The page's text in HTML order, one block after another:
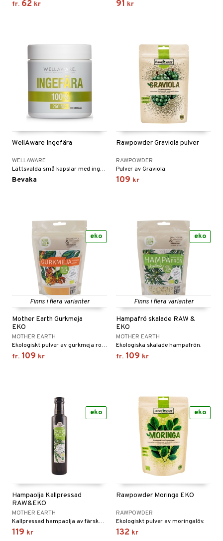
fr. 62 kr 91 kr
WellAware Ingefära
WELLAWARE
Lättsvalda små kapslar med ingefära innehåller en rad vitaminer, mineraler och andra näringsämnen.
Bevaka
Rawpowder Graviola pulver
RAWPOWDER
Pulver av Graviola.
109 kr
Finns i flera varianter
Mother Earth Gurkmeja
EKO
MOTHER EARTH
Ekologiskt pulver av gurkmeja rot. Krydda, färgsättning och fantastisk superfood!
fr. 109 kr
eko
Finns i flera varianter
Hampafrö skalade RAW &
EKO
MOTHER EARTH
Ekologiska skalade hampafrön.
fr. 109 kr
eko
Hampaolja Kallpressad
RAW&EKO
MOTHER EARTH
Kallpressad hampaolja av färska hampafrön.
119 kr
eko
Rawpowder Moringa EKO
RAWPOWDER
Ekologiskt pulver av moringalöv.
132 kr
eko